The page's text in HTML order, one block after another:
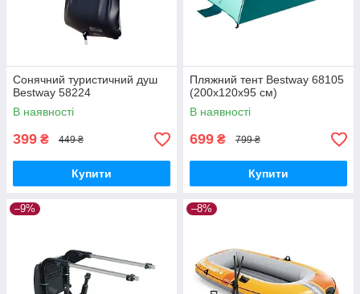
Сонячний туристичний душ
Bestway 58224
В наявності
399 ₴ 449 ₴
Купити
Пляжний тент Bestway 68105
(200х120х95 см)
В наявності
699 ₴ 799 ₴
Купити
–9% –8%